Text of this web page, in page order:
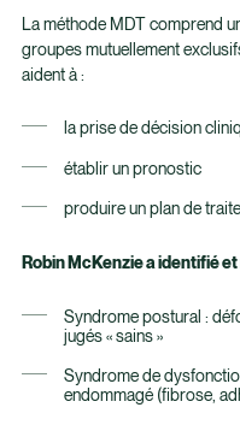
La méthode MDT comprend
groupes mutuellement
aident à :
la prise de décision
établir un pronostic
produire un plan de
Robin McKenzie a identifié
Syndrome postural :
jugés « sains »
Syndrome de
endommagé (fibrose,